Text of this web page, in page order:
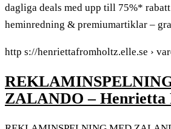
dagliga deals med upp till 75%*
heminredning & premiumartiklar –
http s://henriettafromholtz.elle.se ›
ZALANDO – Henrietta